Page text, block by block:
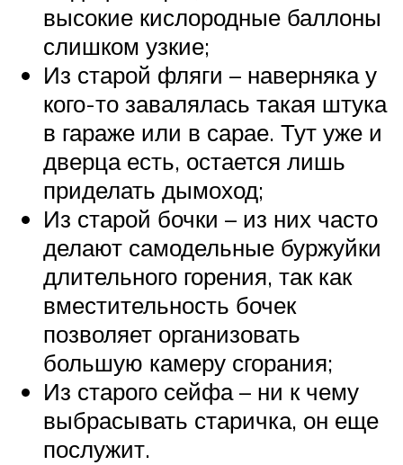
высокие кислородные баллоны
слишком узкие;
Из старой фляги – наверняка у
кого-то завалялась такая штука
в гараже или в сарае. Тут уже и
дверца есть, остается лишь
приделать дымоход;
Из старой бочки – из них часто
делают самодельные буржуйки
длительного горения, так как
вместительность бочек
позволяет организовать
большую камеру сгорания;
Из старого сейфа – ни к чему
выбрасывать старичка, он еще
послужит.